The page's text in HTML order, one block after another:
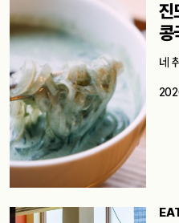
진
콩
네